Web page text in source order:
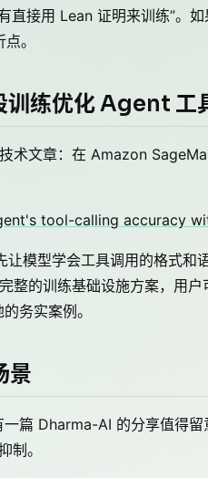
直接用 Lean 证明来训练”。
。
训练优化 Agent 工
术文章：在 Amazon
tool-calling accuracy
让模型学会工具调用的格式和
整的训练基础设施方案，用
务实案例。
景
篇 Dharma-AI 的分享值得
制。